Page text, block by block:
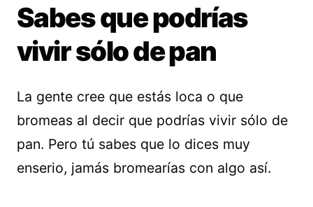
Sabes que podrías
vivir sólo de pan
La gente cree que estás loca o que
bromeas al decir que podrías vivir sólo de
pan. Pero tú sabes que lo dices muy
enserio, jamás bromearías con algo así.